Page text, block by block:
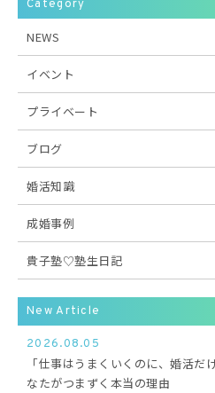
Category
NEWS
イベント
プライベート
ブログ
婚活知識
成婚事例
貴子塾♡塾生日記
New Article
2026.08.05
「仕事はうまくいくのに、婚活だ
なたがつまずく本当の理由